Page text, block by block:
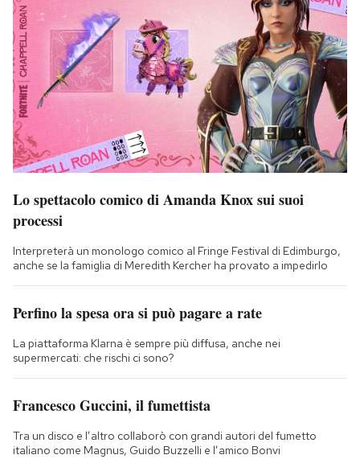
Lo spettacolo comico di Amanda Knox sui suoi
processi
Interpreterà un monologo comico al Fringe Festival di Edimburgo,
anche se la famiglia di Meredith Kercher ha provato a impedirlo
Perfino la spesa ora si può pagare a rate
La piattaforma Klarna è sempre più diffusa, anche nei
supermercati: che rischi ci sono?
Francesco Guccini, il fumettista
Tra un disco e l’altro collaborò con grandi autori del fumetto
italiano come Magnus, Guido Buzzelli e l’amico Bonvi